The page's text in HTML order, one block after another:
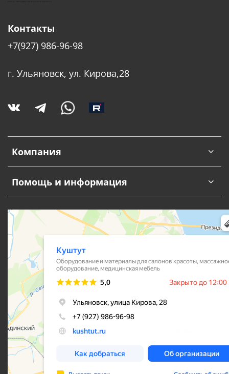
КУШТУТ - ОБОРУДОВАНИЕ ДЛЯ САЛОНОВ КРАСОТЫ
Компания
Помощь и информация
Контакты
+7(927) 986-96-98
г. Ульяновск, ул. Кирова,28